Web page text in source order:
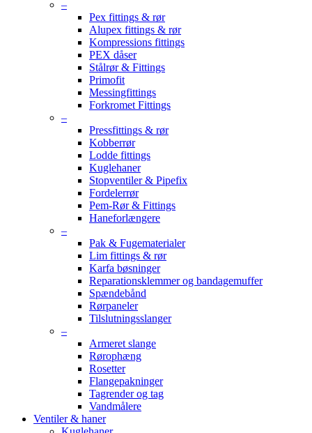
–
Pex fittings & rør
Alupex fittings & rør
Kompressions fittings
PEX dåser
Stålrør & Fittings
Primofit
Messingfittings
Forkromet Fittings
–
Pressfittings & rør
Kobberrør
Lodde fittings
Kuglehaner
Stopventiler & Pipefix
Fordelerrør
Pem-Rør & Fittings
Haneforlængere
–
Pak & Fugematerialer
Lim fittings & rør
Karfa bøsninger
Reparationsklemmer og bandagemuffer
Spændebånd
Rørpaneler
Tilslutningsslanger
–
Armeret slange
Rørophæng
Rosetter
Flangepakninger
Tagrender og tag
Vandmålere
Ventiler & haner